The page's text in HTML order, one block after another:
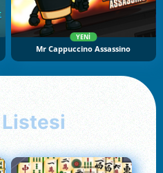
YENI
Mr Cappuccino Assassino
Listesi